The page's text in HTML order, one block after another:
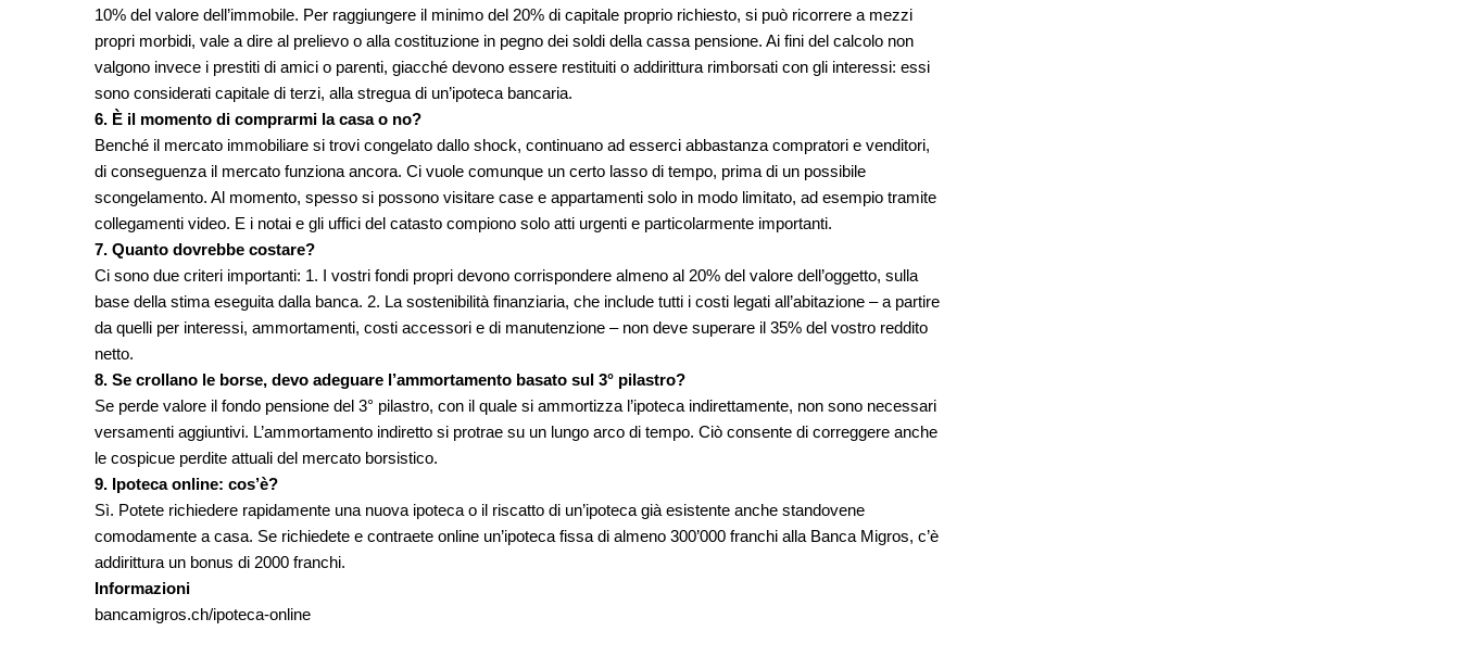
10% del valore dell’immobile. Per raggiungere il minimo del 20% di capitale proprio richiesto, si può ricorrere a mezzi
propri morbidi, vale a dire al prelievo o alla costituzione in pegno dei soldi della cassa pensione. Ai fini del calcolo non
valgono invece i prestiti di amici o parenti, giacché devono essere restituiti o addirittura rimborsati con gli interessi: essi
sono considerati capitale di terzi, alla stregua di un’ipoteca bancaria.
6. È il momento di comprarmi la casa o no?
Benché il mercato immobiliare si trovi congelato dallo shock, continuano ad esserci abbastanza compratori e venditori,
di conseguenza il mercato funziona ancora. Ci vuole comunque un certo lasso di tempo, prima di un possibile
scongelamento. Al momento, spesso si possono visitare case e appartamenti solo in modo limitato, ad esempio tramite
collegamenti video. E i notai e gli uffici del catasto compiono solo atti urgenti e particolarmente importanti.
7. Quanto dovrebbe costare?
Ci sono due criteri importanti: 1. I vostri fondi propri devono corrispondere almeno al 20% del valore dell’oggetto, sulla
base della stima eseguita dalla banca. 2. La sostenibilità finanziaria, che include tutti i costi legati all’abitazione – a partire
da quelli per interessi, ammortamenti, costi accessori e di manutenzione – non deve superare il 35% del vostro reddito
netto.
8. Se crollano le borse, devo adeguare l’ammortamento basato sul 3° pilastro?
Se perde valore il fondo pensione del 3° pilastro, con il quale si ammortizza l’ipoteca indirettamente, non sono necessari
versamenti aggiuntivi. L’ammortamento indiretto si protrae su un lungo arco di tempo. Ciò consente di correggere anche
le cospicue perdite attuali del mercato borsistico.
9. Ipoteca online: cos’è?
Sì. Potete richiedere rapidamente una nuova ipoteca o il riscatto di un’ipoteca già esistente anche standovene
comodamente a casa. Se richiedete e contraete online un’ipoteca fissa di almeno 300’000 franchi alla Banca Migros, c’è
addirittura un bonus di 2000 franchi.
Informazioni
bancamigros.ch/ipoteca-online